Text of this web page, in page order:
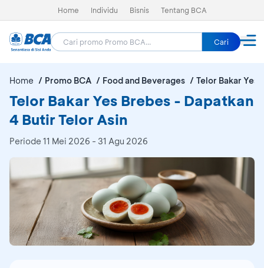
Home Individu Bisnis Tentang BCA
Cari
Home Promo BCA Food and Beverages Telor Bakar Yes
Telor Bakar Yes Brebes - Dapatkan
4 Butir Telor Asin
Periode 11 Mei 2026 - 31 Agu 2026